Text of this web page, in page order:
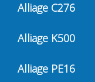
Alliage C276
Alliage K500
Alliage PE16